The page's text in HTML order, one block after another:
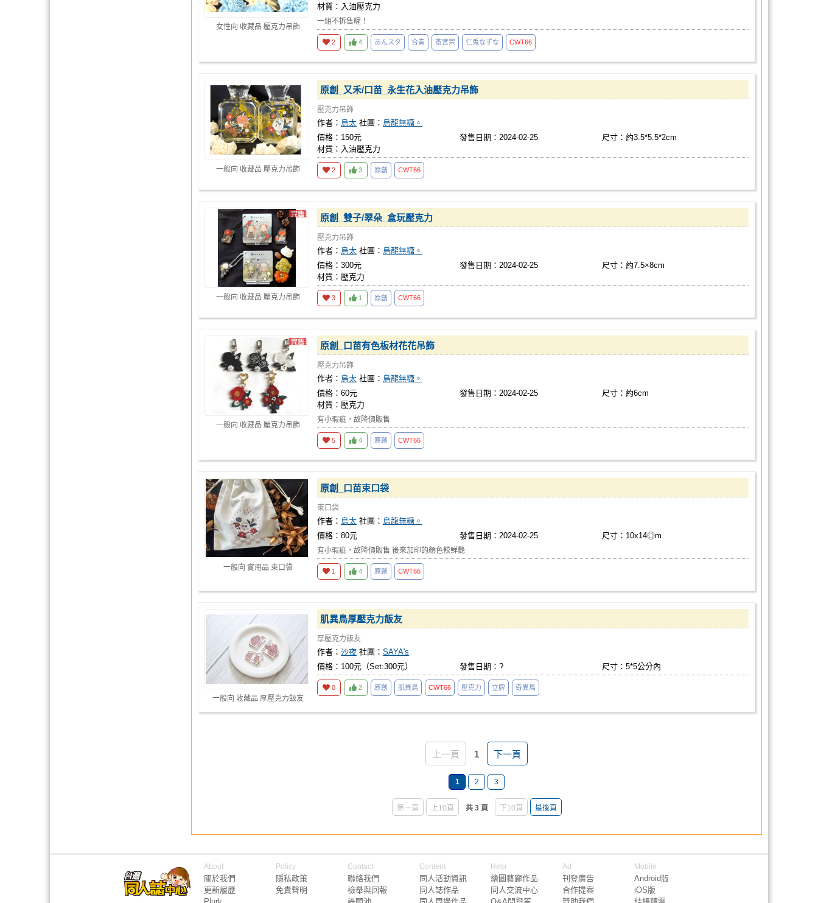
女性向 收藏品 壓克力吊飾
材質：入油壓克力
一組不拆售喔！
2 4 あんスタ 合奏 斎宮宗 仁兎なずな CWT66
一般向 收藏品 壓克力吊飾
原創_又禾/口苗_永生花入油壓克力吊飾
壓克力吊飾
作者： 烏太 社團： 烏龍無糖。
價格：150元
發售日期：2024-02-25
尺寸：約3.5*5.5*2cm
材質：入油壓克力
2 3 原創 CWT66
一般向 收藏品 壓克力吊飾
原創_雙子/翠朵_盒玩壓克力
壓克力吊飾
作者： 烏太 社團： 烏龍無糖。
價格：300元
發售日期：2024-02-25
尺寸：約7.5×8cm
材質：壓克力
3 1 原創 CWT66
一般向 收藏品 壓克力吊飾
原創_口苗有色板材花花吊飾
壓克力吊飾
作者： 烏太 社團： 烏龍無糖。
價格：60元
發售日期：2024-02-25
尺寸：約6cm
材質：壓克力
有小瑕疵，故降價販售
5 4 原創 CWT66
一般向 實用品 束口袋
原創_口苗束口袋
束口袋
作者： 烏太 社團： 烏龍無糖。
價格：80元
發售日期：2024-02-25 尺寸：10x14◎m
有小瑕疵，故降價販售 後來加印的顏色較鮮艷
1 4 原創 CWT66
一般向 收藏品 厚壓克力飯友
肌異鳥厚壓克力飯友
厚壓克力飯友
作者： 沙夜 社團： SAYA's
價格：100元（Set:300元）
發售日期：? 尺寸：5*5公分內
0 2 原創 肌異鳥 CWT66 壓克力 立牌 奇異鳥
上一頁 1 下一頁
1 2 3
第一頁 上10頁 共 3 頁 下10頁 最後頁
About
關於我們
更新履歷
Policy
隱私政策
免責聲明
Contact
聯絡我們
檢舉與回報
Content
同人活動資訊
同人誌作品
Help
繪圖藝廊作品
同人交流中心
Ad
刊登廣告
合作提案
Mobile
Android版
iOS版